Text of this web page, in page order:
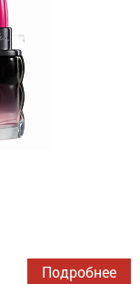
Подробнее